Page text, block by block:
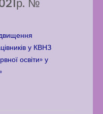
№
у КВНЗ
освіти» у